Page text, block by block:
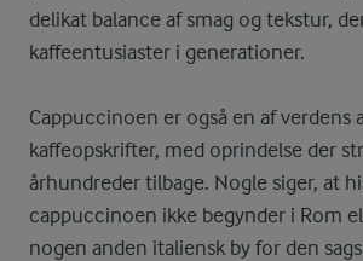
delikat balance af smag og tekstur,
kaffeentusiaster i generationer.
Cappuccinoen er også en af verdens
kaffeopskrifter, med oprindelse der
århundreder tilbage. Nogle siger, at
cappuccinoen ikke begynder i Rom
nogen anden italiensk by for den